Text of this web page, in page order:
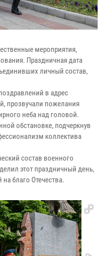
мероприятия,
Праздничная дата
личный состав,
в адрес
прозвучали пожелания
неба над головой.
обстановке, подчеркнув
коллектива
состав военного
этот праздничный день,
благо Отечества.